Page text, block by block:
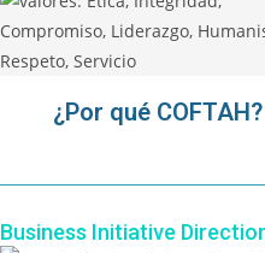
¿Por qué COFTAH?
Business Initiative